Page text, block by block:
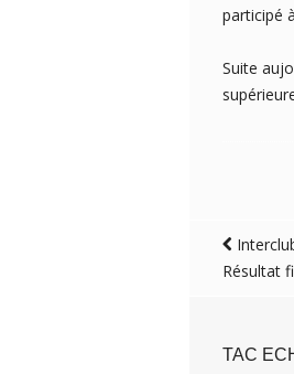
participé
Suite
Résultat
TAC